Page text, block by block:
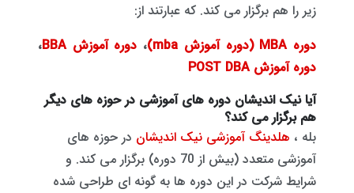
زیر را هم برگزار می کند. که عبارتند از:
دوره MBA (دوره آموزش mba)
، دوره آموزش BBA
،
دوره آموزش POST DBA
آیا نیک اندیشان دوره های آموزشی در حوزه های دیگر
هم برگزار می کند؟
بله ، هلدینگ آموزشی نیک اندیشان در حوزه های
آموزشی متعدد (بیش از 70 دوره) برگزار می کند. و
شرایط شرکت در این دوره ها به گونه ای طراحی شده